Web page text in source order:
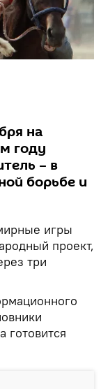
на
году
– в
борьбе и
игры
проект,
три
готовится